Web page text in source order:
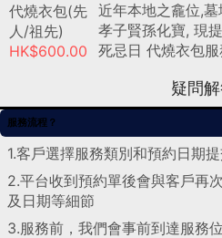
代燒衣包(先
人/祖先)
HK$600.00
近年本地之龕位,
孝子賢孫化寶, 現
死忌日 代燒衣包
疑問
服務流程？
1.客戶選擇服務類別和預約日期
2.平台收到預約單後會與客戶再
及日期等細節
3.服務前，我們會事前到達服務